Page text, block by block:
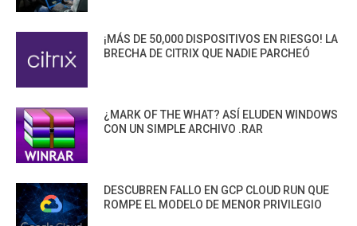
¡MÁS DE 50,000 DISPOSITIVOS EN RIESGO! LA
BRECHA DE CITRIX QUE NADIE PARCHEÓ
¿MARK OF THE WHAT? ASÍ ELUDEN WINDOWS
CON UN SIMPLE ARCHIVO .RAR
DESCUBREN FALLO EN GCP CLOUD RUN QUE
ROMPE EL MODELO DE MENOR PRIVILEGIO